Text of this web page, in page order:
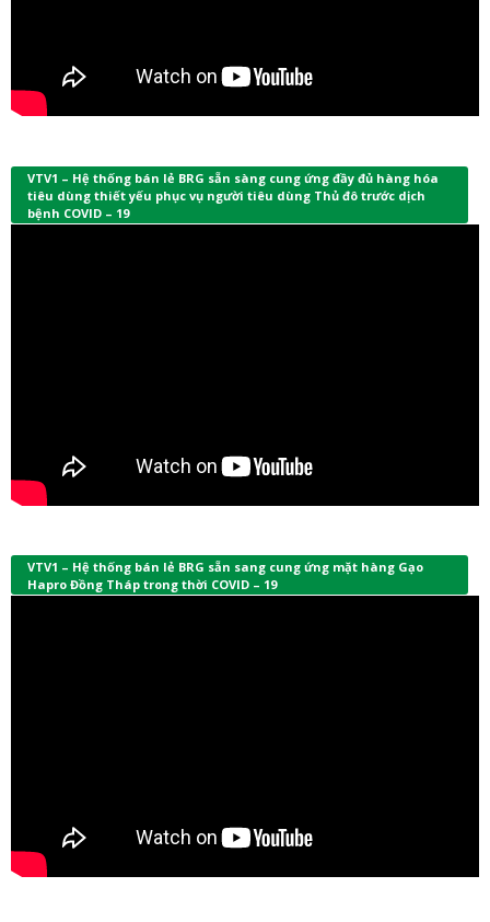
VTV1 – Hệ thống bán lẻ BRG sẵn sàng cung ứng đầy đủ hàng hóa
tiêu dùng thiết yếu phục vụ người tiêu dùng Thủ đô trước dịch
bệnh COVID – 19
VTV1 – Hệ thống bán lẻ BRG sẵn sang cung ứng mặt hàng Gạo
Hapro Đồng Tháp trong thời COVID – 19